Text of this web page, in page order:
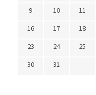
9
10 11
16
17 18
23
24 25
30
31